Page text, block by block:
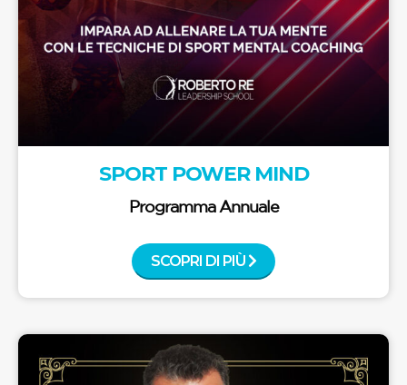
SPORT POWER MIND
Programma Annuale
SCOPRI DI PIÙ